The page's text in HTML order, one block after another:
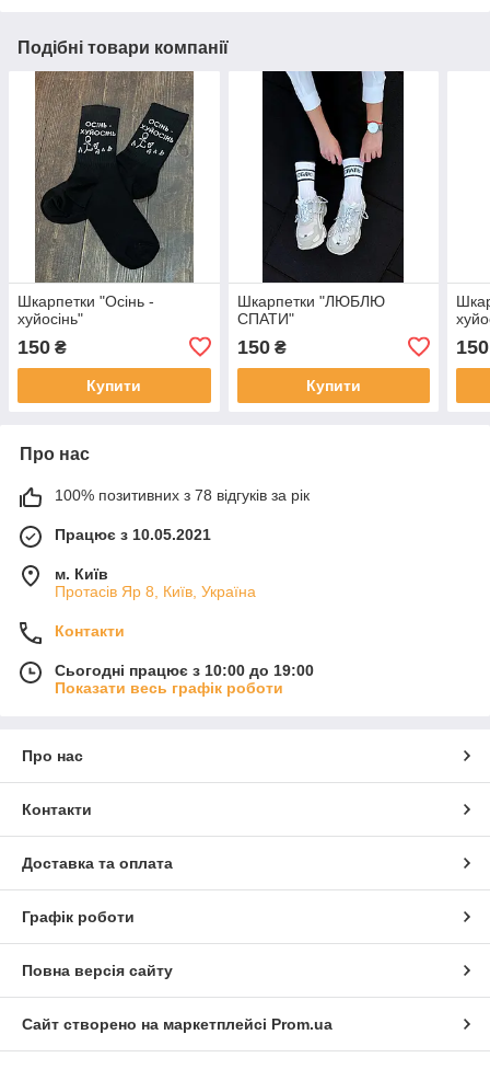
Подібні товари компанії
Шкарпетки "Осінь -
хуйосінь"
150 ₴
Купити
Шкарпетки "ЛЮБЛЮ
СПАТИ"
150₴
Купити
150
Про нас
100% позитивних з 78 відгуків за рік
Працює з 10.05.2021
м. Київ
Протасів Яр 8, Київ, Україна
Контакти
Сьогодні працює з 10:00 до 19:00
Показати весь графік роботи
Про нас
Контакти
Доставка та оплата
Графік роботи
Повна версія сайту
Сайт створено на маркетплейсі Prom.ua